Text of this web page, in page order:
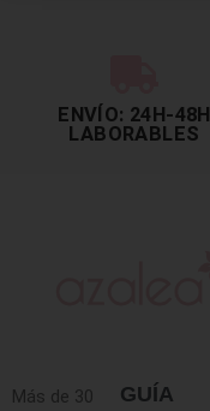
ENVÍO: 24H-48H
LABORABLES
Más de 30
GUÍA